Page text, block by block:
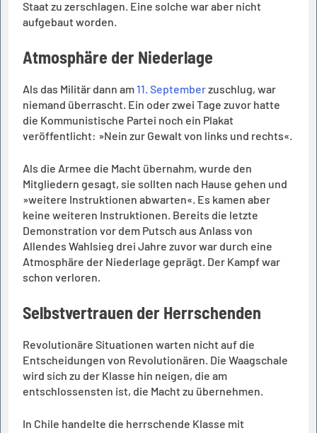
Staat zu zerschlagen. Eine solche war aber nicht
aufgebaut worden.
Atmosphäre der Niederlage
Als das Militär dann am11. Septemberzuschlug, war
niemand überrascht. Ein oder zwei Tage zuvor hatte
die Kommunistische Partei noch ein Plakat
veröffentlicht: »Nein zur Gewalt von links und rechts«.
Als die Armee die Macht übernahm, wurde den
Mitgliedern gesagt, sie sollten nach Hause gehen und
»weitere Instruktionen abwarten«. Es kamen aber
keine weiteren Instruktionen. Bereits die letzte
Demonstration vor dem Putsch aus Anlass von
Allendes Wahlsieg drei Jahre zuvor war durch eine
Atmosphäre der Niederlage geprägt. Der Kampf war
schon verloren.
Selbstvertrauen der Herrschenden
Revolutionäre Situationen warten nicht auf die
Entscheidungen von Revolutionären. Die Waagschale
wird sich zu der Klasse hin neigen, die am
entschlossensten ist, die Macht zu übernehmen.
In Chile handelte die herrschende Klasse mit